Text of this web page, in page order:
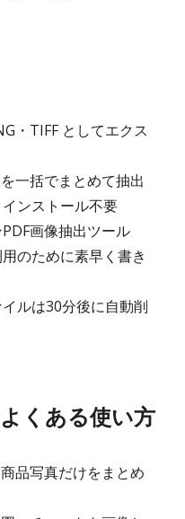
・TIFF としてエクス
一括でまとめて抽出
ンストール不要
画像抽出ツール
のために素早く書き
ルは30分後に自動削
くある使い方
品写真だけをまとめ